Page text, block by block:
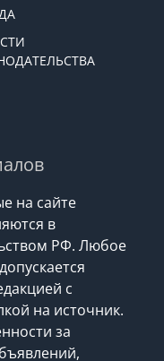
на сайте
в
РФ. Любое
с
на источник.
за